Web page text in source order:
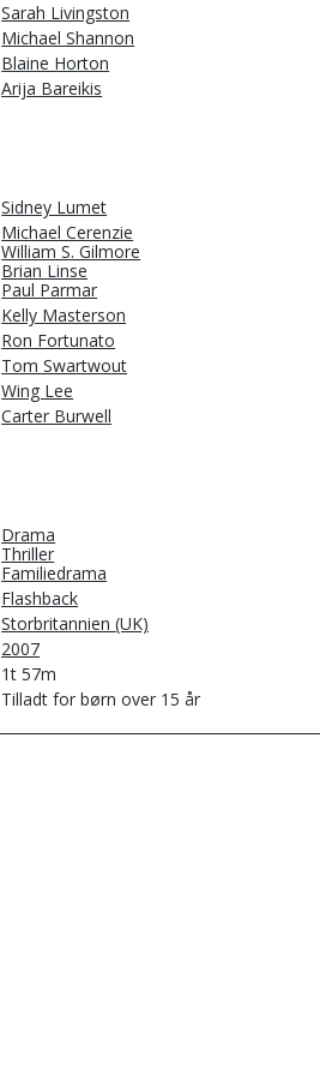
Sarah Livingston
Michael Shannon
Blaine Horton
Arija Bareikis
Sidney Lumet
Michael Cerenzie
William S. Gilmore
Brian Linse
Paul Parmar
Kelly Masterson
Ron Fortunato
Tom Swartwout
Wing Lee
Carter Burwell
Drama
Thriller
Familiedrama
Flashback
Storbritannien (UK)
2007
1t 57m
Tilladt for børn over 15 år